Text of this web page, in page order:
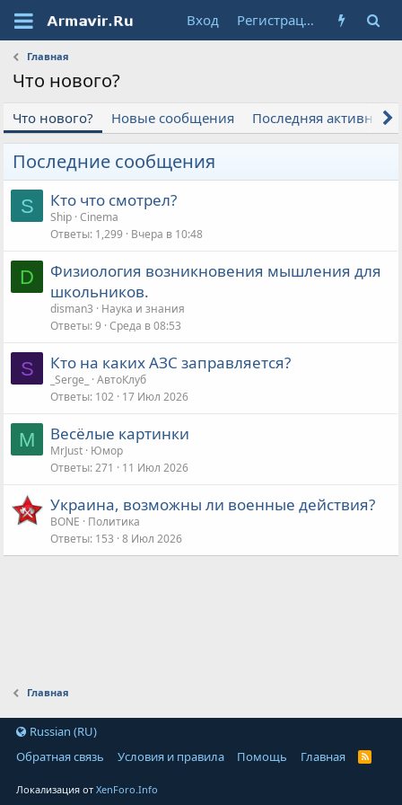
Вход Регистрация
Главная
Что нового?
Что нового? Новые сообщения Последняя активность
Последние сообщения
S Кто что смотрел?
Ship Cinema
Ответы 1,299 Вчера в 10:48
D
Физиология возникновения мышления для
школьников.
disman3
Наука и знания
Ответы 9 Среда в 08:53
S Кто на каких АЗС заправляется?
_Serge_
АвтоКлуб
Ответы 102 17 Июл 2026
M Весёлые картинки
MrJust Юмор
Ответы 271 11 Июл 2026
Украина, возможны ли военные действия?
BONE
Политика
Ответы 153 8 Июл 2026
Главная
Russian (RU)
Обратная связь
Условия и правила Помощь Главная
Локализация отXenForo.Info